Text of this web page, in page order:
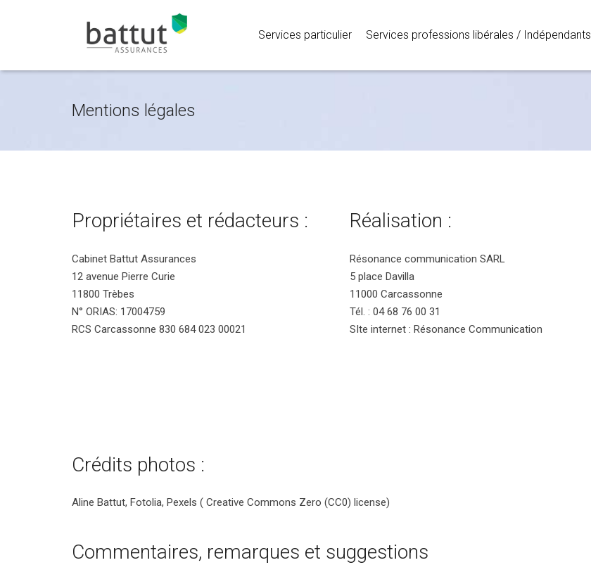
Services particulier Services professions libérales / Indépendants
Mentions légales
Propriétaires et rédacteurs :
Cabinet Battut Assurances
12 avenue Pierre Curie
11800 Trèbes
N° ORIAS: 17004759
RCS Carcassonne 830 684 023 00021
Réalisation :
Résonance communication SARL
5 place Davilla
11000 Carcassonne
Tél. : 04 68 76 00 31
SIte internet : Résonance Communication
Crédits photos :
Aline Battut, Fotolia, Pexels ( Creative Commons Zero (CC0) license)
Commentaires, remarques et suggestions